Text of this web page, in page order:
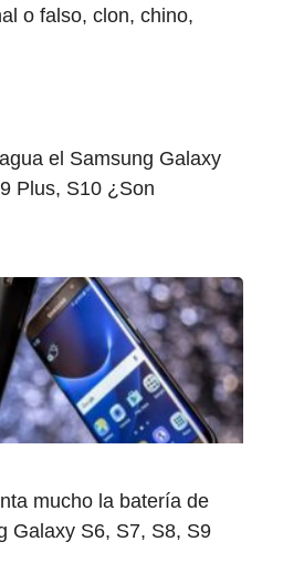
o falso, clon, chino,
el Samsung Galaxy
Plus, S10 ¿Son
mucho la batería de
Galaxy S6, S7, S8, S9